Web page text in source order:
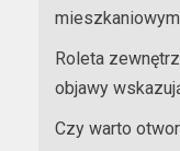
mieszkaniowym
Roleta
objawy
Czy warto